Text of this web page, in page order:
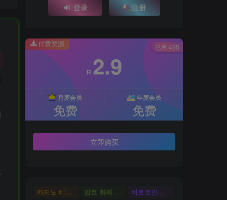
登录 注册
付费资源
R 2.9
月度会员
免费
年度会员
免费
立即购买
已售 495
카지노 비트코인 암호 화폐 카지노
비트코인카지노